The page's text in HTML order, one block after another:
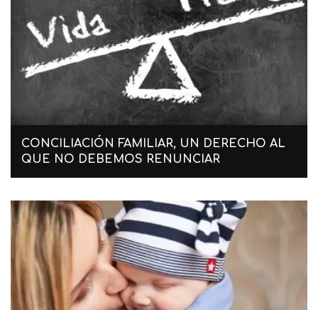
CONCILIACIÓN FAMILIAR, UN DERECHO AL
QUE NO DEBEMOS RENUNCIAR